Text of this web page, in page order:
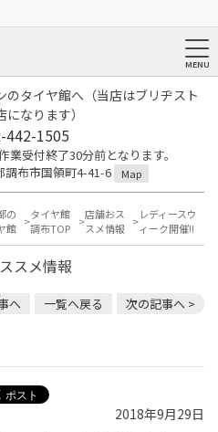
タイヤ館へ（当店はブリヂスト
なります）
442-1505
受付終了30分前となります。
布市国領町4-41-6
Map
の
館
タイヤ館
調布TOP
店舗おス
スメ情報
レディースウ
ィーク開催!!
スメ情報
へ 一覧へ戻る 次の記事へ >
2018年9月29日